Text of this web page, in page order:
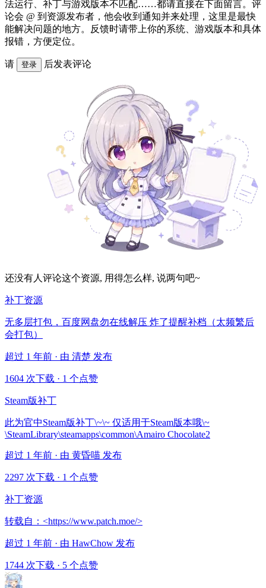
法运行、补丁与游戏版本不匹配……都请直接在下面留言。评
论会 @ 到资源发布者，他会收到通知并来处理，这里是最快
能解决问题的地方。反馈时请带上你的系统、游戏版本和具体
报错，方便定位。
请 登录 后发表评论
还没有人评论这个资源, 用得怎么样, 说两句吧~
补丁资源
无多层打包，百度网盘勿在线解压 炸了提醒补档（太频繁后
会打包）
超过 1 年前 · 由 清楚 发布
1604 次下载 · 1 个点赞
Steam版补丁
此为官中Steam版补丁\~\~ 仅适用于Steam版本哦\~
\SteamLibrary\steamapps\common\Amairo Chocolate2
超过 1 年前 · 由 黄昏喵 发布
2297 次下载 · 1 个点赞
补丁资源
转载自：<https://www.patch.moe/>
超过 1 年前 · 由 HawChow 发布
1744 次下载 · 5 个点赞